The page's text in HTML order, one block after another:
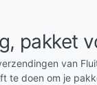
pakket
van
te doen om je